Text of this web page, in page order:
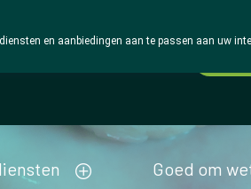
Goed om
en aanbiedingen aan te passen aan uw